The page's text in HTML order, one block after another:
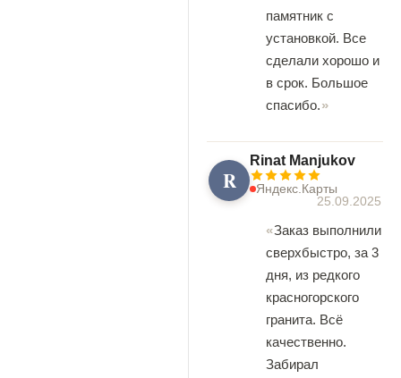
памятник с
установкой. Все
сделали хорошо и
в срок. Большое
спасибо.
R
Rinat Manjukov
Яндекс.Карты
25.09.2025
Заказ выполнили
сверхбыстро, за 3
дня, из редкого
красногорского
гранита. Всё
качественно.
Забирал